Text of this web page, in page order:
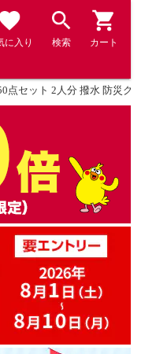
に入り 検索 カート
点セット 2人分 撥水 防災グッ